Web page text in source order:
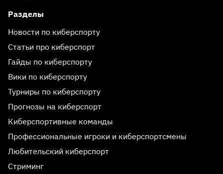
Разделы
Новости по киберспорту
Статьи про киберспорт
Гайды по киберспорту
Вики по киберспорту
Турниры по киберспорту
Прогнозы на киберспорт
Киберспортивные команды
Профессиональные игроки и киберспортсмены
Любительский киберспорт
Стриминг